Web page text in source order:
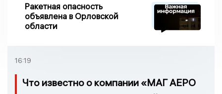
Ракетная опасность
объявлена в Орловской
области
16:19
Что известно о компании «МАГ АЕРО